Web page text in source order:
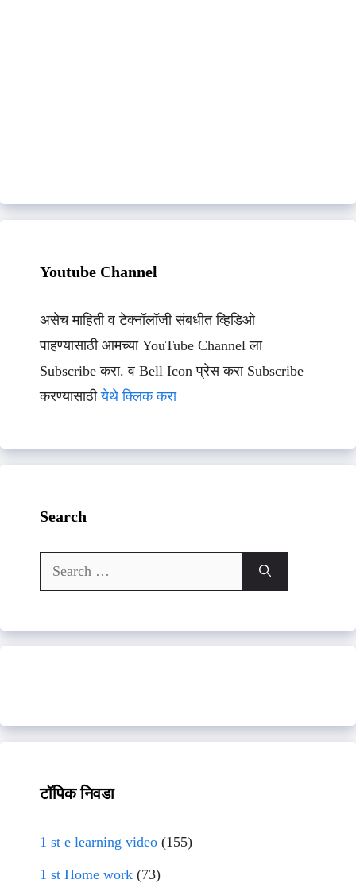
Youtube Channel
असेच माहिती व टेक्नॉलॉजी संबधीत व्हिडिओ
पाहण्यासाठी आमच्या YouTube Channel ला
Subscribe करा. व Bell Icon प्रेस करा Subscribe
करण्यासाठीयेथे क्लिक करा
Search
Search
for:
टॉपिक निवडा
1 st e learning video (155)
1 st Home work (73)